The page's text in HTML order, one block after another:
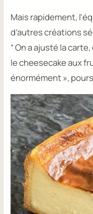
Mais rapidement,
d’autres créations
“ On a ajusté la
le cheesecake aux
énormément »,